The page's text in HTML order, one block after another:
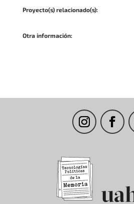
Proyecto(s) relacionado(s):
Otra información: